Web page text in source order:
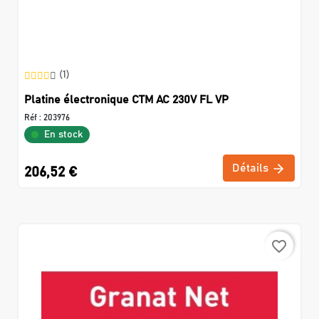
(1)
Platine électronique CTM AC 230V FL VP
Réf : 203976
En stock
206,52 € Détails
favorite_border